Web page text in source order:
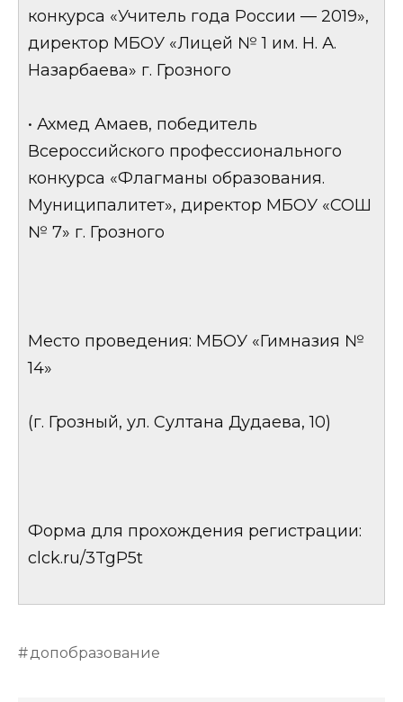
конкурса «Учитель года России — 2019»,
директор МБОУ «Лицей № 1 им. Н. А.
Назарбаева» г. Грозного
• Ахмед Амаев, победитель
Всероссийского профессионального
конкурса «Флагманы образования.
Муниципалитет», директор МБОУ «СОШ
№ 7» г. Грозного
Место проведения: МБОУ «Гимназия №
14»
(г. Грозный, ул. Султана Дудаева, 10)
Форма для прохождения регистрации:
clck.ru/3TgP5t
допобразование